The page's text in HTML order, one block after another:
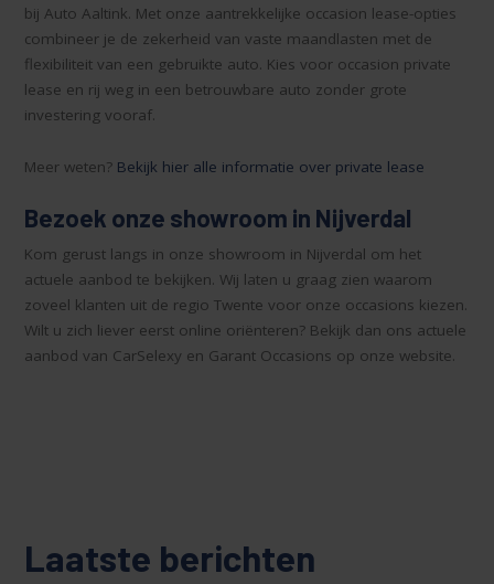
bij Auto Aaltink. Met onze aantrekkelijke occasion lease-opties
combineer je de zekerheid van vaste maandlasten met de
flexibiliteit van een gebruikte auto. Kies voor occasion private
lease en rij weg in een betrouwbare auto zonder grote
investering vooraf.
Meer weten? Bekijk hier alle informatie over private lease
Bezoek onze showroom in Nijverdal
Kom gerust langs in onze showroom in Nijverdal om het
actuele aanbod te bekijken. Wij laten u graag zien waarom
zoveel klanten uit de regio Twente voor onze occasions kiezen.
Wilt u zich liever eerst online oriënteren? Bekijk dan ons actuele
aanbod van CarSelexy en Garant Occasions op onze website.
Laatste berichten